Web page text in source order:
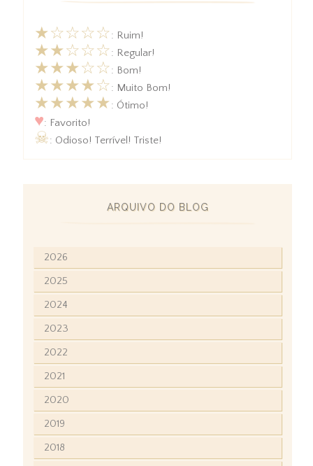
★☆☆☆☆: Ruim!
★★☆☆☆: Regular!
★★★☆☆: Bom!
★★★★☆: Muito Bom!
★★★★★: Ótimo!
♥: Favorito!
☠: Odioso! Terrível! Triste!
ARQUIVO DO BLOG
2026
2025
2024
2023
2022
2021
2020
2019
2018